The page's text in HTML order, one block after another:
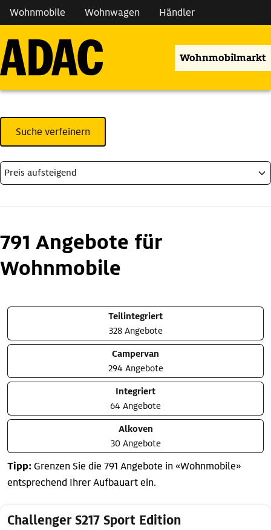
Wohnmobile Wohnwagen Händler
Wohnmobilmarkt
Suche verfeinern
791 Angebote für
Wohnmobile
Teilintegriert
328 Angebote
Campervan
294 Angebote
Integriert
64 Angebote
Alkoven
30 Angebote
Tipp: Grenzen Sie die 791 Angebote in «Wohnmobile»
entsprechend Ihrer Aufbauart ein.
Challenger S217 Sport Edition